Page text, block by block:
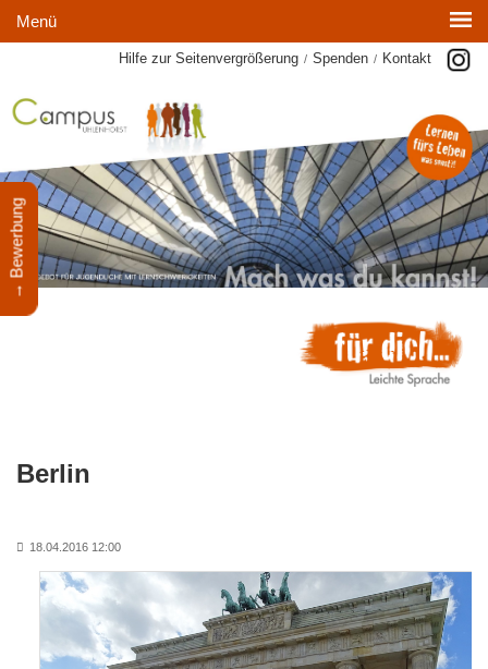
→ Bewerbung
Menü
Hilfe zur Seitenvergrößerung / Spenden / Kontakt
Berlin
18.04.2016 12:00